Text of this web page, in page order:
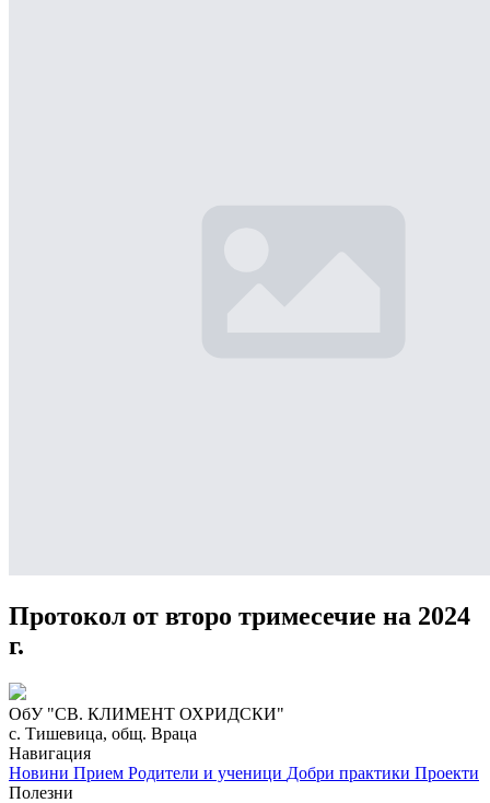
Протокол от второ тримесечие на 2024
г.
ОбУ "СВ. КЛИМЕНТ ОХРИДСКИ"
с. Тишевица, общ. Враца
Навигация
Новини Прием Родители и ученици Добри практики Проекти
Полезни